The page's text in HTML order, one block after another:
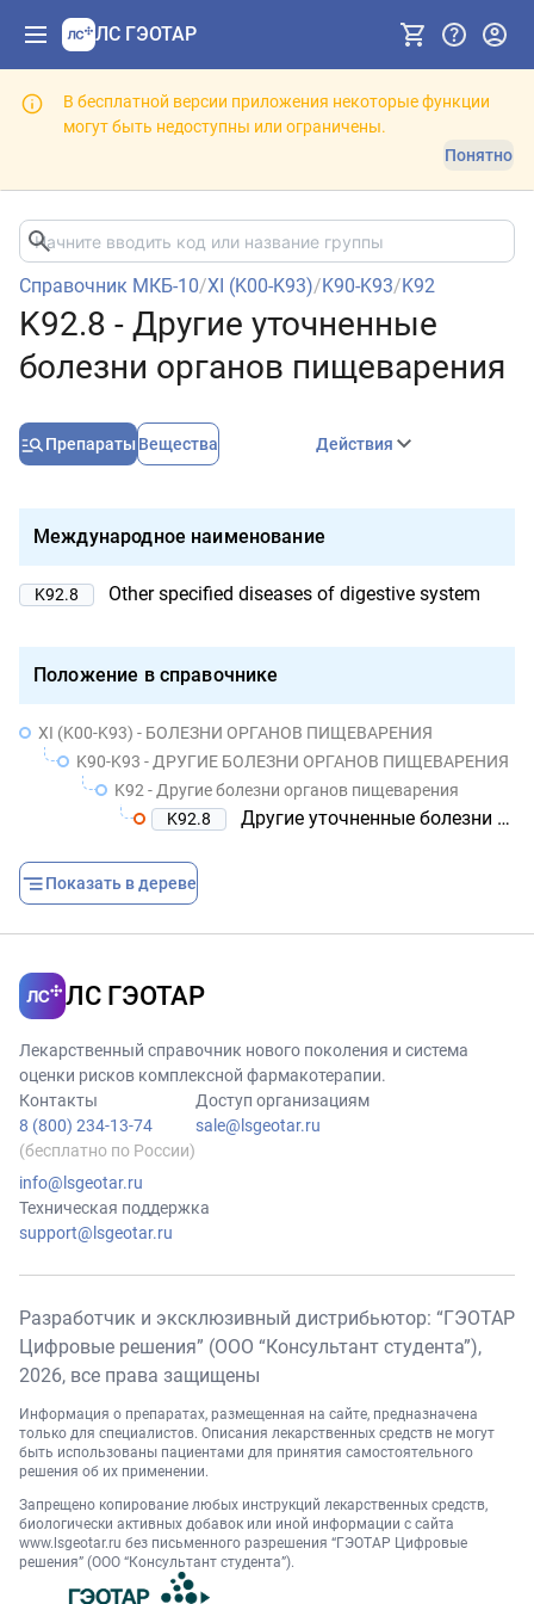
ЛС ГЭОТАР
В бесплатной версии приложения некоторые функции
могут быть недоступны или ограничены.
Понятно
Справочник МКБ-10/XI (K00-K93)/K90-K93/K92
K92.8 - Другие уточненные
болезни органов пищеварения
Препараты Вещества Действия
Международное наименование
K92.8 Other specified diseases of digestive system
Положение в справочнике
XI (K00-K93) - БОЛЕЗНИ ОРГАНОВ ПИЩЕВАРЕНИЯ
K90-K93 - ДРУГИЕ БОЛЕЗНИ ОРГАНОВ ПИЩЕВАРЕНИЯ
K92 - Другие болезни органов пищеварения
K92.8
Другие уточненные болезни органов пищеварения
Показать в дереве
ЛС ГЭОТАР
Лекарственный справочник нового поколения и система
оценки рисков комплексной фармакотерапии.
Контакты
8 (800) 234-13-74
(бесплатно по России)
info@lsgeotar.ru
Доступ организациям
sale@lsgeotar.ru
Техническая поддержка
support@lsgeotar.ru
Разработчик и эксклюзивный дистрибьютор: “ГЭОТАР
Цифровые решения” (ООО “Консультант студента”),
2026, все права защищены
Информация о препаратах, размещенная на сайте, предназначена
только для специалистов. Описания лекарственных средств не могут
быть использованы пациентами для принятия самостоятельного
решения об их применении.
Запрещено копирование любых инструкций лекарственных средств,
биологически активных добавок или иной информации с сайта
www.lsgeotar.ru без письменного разрешения “ГЭОТАР Цифровые
решения” (ООО “Консультант студента”).